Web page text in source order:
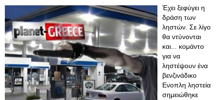
Έχει ξεφύγει η
δράση των
ληστών. Σε λίγο
θα ντύνονται
και... κομάντο
για να
ληστέψουν ένα
βενζινάδικο
Ενοπλη ληστεία
σημειώθηκε